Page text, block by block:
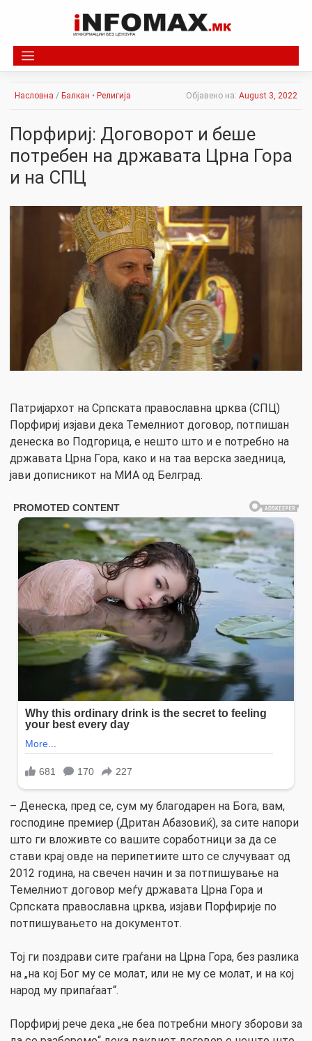
Насловна / Балкан • Религија Објавено на: August 3, 2022
Порфириј: Договорот и беше
потребен на државата Црна Гора
и на СПЦ
Патријархот на Српската православна црква (СПЦ)
Порфириј изјави дека Темелниот договор, потпишан
денеска во Подгорица, е нешто што и е потребно на
државата Црна Гора, како и на таа верска заедница,
јави дописникот на МИА од Белград.
– Денеска, пред се, сум му благодарен на Бога, вам,
господине премиер (Дритан Абазовиќ), за сите напори
што ги вложивте со вашите соработници за да се
стави крај овде на перипетиите што се случуваат од
2012 година, на свечен начин и за потпишување на
Темелниот договор меѓу државата Црна Гора и
Српската православна црква, изјави Порфирије по
потпишувањето на документот.
Тој ги поздрави сите граѓани на Црна Гора, без разлика
на „на кој Бог му се молат, или не му се молат, и на кој
народ му припаѓаат“.
Порфириј рече дека „не беа потребни многу зборови за